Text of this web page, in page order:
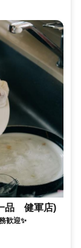
品 健軍店)
歓迎✨